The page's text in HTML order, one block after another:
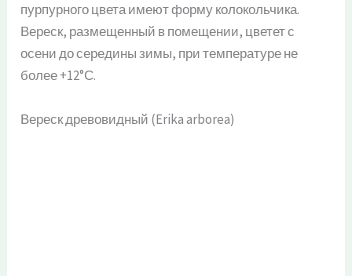
пурпурного цвета имеют форму колокольчика.
Вереск, размещенный в помещении, цветет с
осени до середины зимы, при температуре не
более +12°С.
Вереск древовидный (Erika arborea)